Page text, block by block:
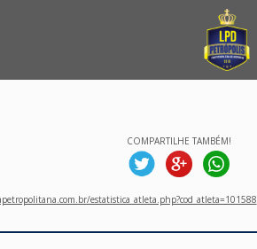
COMPARTILHE TAMBÉM!
estatistica_atleta.php?cod_atleta=101588